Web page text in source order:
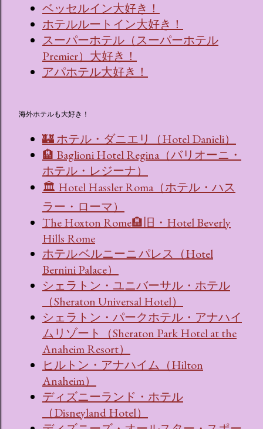
ベッセルイン大好き！
ホテルルートイン大好き！
スーパーホテル（スーパーホテル
Premier）大好き！
アパホテル大好き！
海外ホテルも大好き！
🏰 ホテル・ダニエリ（Hotel Danieli）
🏨 Baglioni Hotel Regina（バリオーニ・
ホテル・レジーナ）
🏛 Hotel Hassler Roma（ホテル・ハス
ラー・ローマ）
The Hoxton Rome🏨旧・Hotel Beverly
Hills Rome
ホテル ベルニーニ パレス（Hotel
Bernini Palace）
シェラトン・ユニバーサル・ホテル
（Sheraton Universal Hotel）
シェラトン・パークホテル・アナハイ
ムリゾート（Sheraton Park Hotel at the
Anaheim Resort）
ヒルトン・アナハイム（Hilton
Anaheim）
ディズニーランド・ホテル
（Disneyland Hotel）